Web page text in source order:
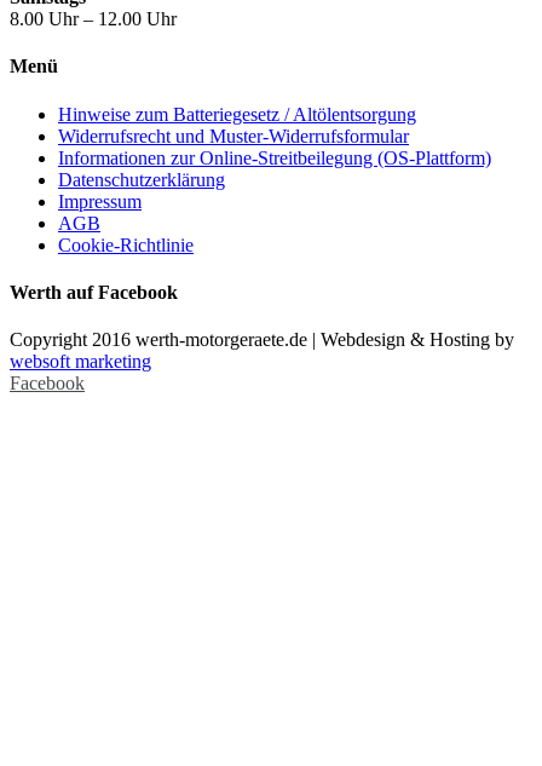
8.00 Uhr – 12.00 Uhr
Menü
Hinweise zum Batteriegesetz / Altölentsorgung
Widerrufsrecht und Muster-Widerrufsformular
Informationen zur Online-Streitbeilegung (OS-Plattform)
Datenschutzerklärung
Impressum
AGB
Cookie-Richtlinie
Werth auf Facebook
Copyright 2016 werth-motorgeraete.de | Webdesign & Hosting by
websoft marketing
Facebook